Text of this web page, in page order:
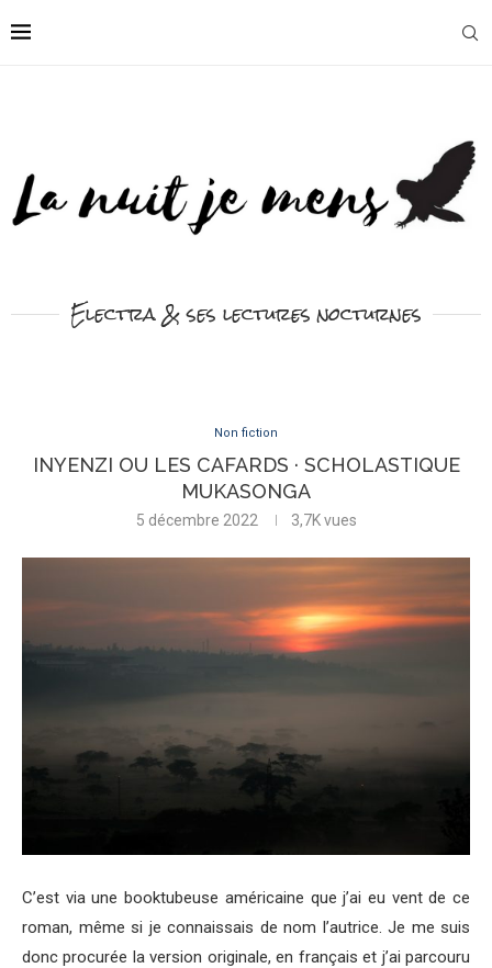
Electra & ses lectures nocturnes
Non fiction
INYENZI OU LES CAFARDS · SCHOLASTIQUE
MUKASONGA
5 décembre 2022 3,7Kvues
C’est via une booktubeuse américaine que j’ai eu vent de ce
roman, même si je connaissais de nom l’autrice. Je me suis
donc procurée la version originale, en français et j’ai parcouru